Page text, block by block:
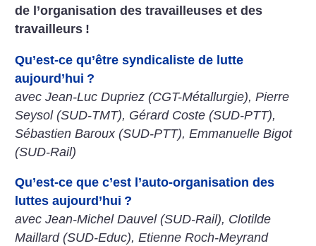
de l’organisation des travailleuses et des
travailleurs !
Qu’est-ce qu’être syndicaliste de lutte
aujourd’hui ?
avec Jean-Luc Dupriez (CGT-Métallurgie), Pierre
Seysol (SUD-TMT), Gérard Coste (SUD-PTT),
Sébastien Baroux (SUD-PTT), Emmanuelle Bigot
(SUD-Rail)
Qu’est-ce que c’est l’auto-organisation des
luttes aujourd’hui ?
avec Jean-Michel Dauvel (SUD-Rail), Clotilde
Maillard (SUD-Educ), Etienne Roch-Meyrand